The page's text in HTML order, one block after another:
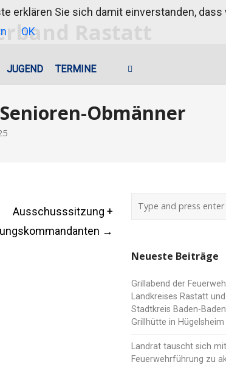
JUGEND TERMINE
Obmänner
Ausschusssitzung +
→
Neueste Beiträge
Grillabend der
Landkreises Rastatt
Stadtkreis Baden-
Grillhütte in Hügelsheim
Landrat tauscht sich mit
Feuerwehrführung zu
erklären Sie sich damit einverstanden,
OK